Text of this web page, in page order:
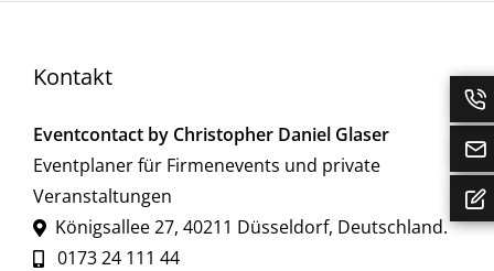
Kontakt
Eventcontact by Christopher Daniel Glaser
Eventplaner für Firmenevents und private
Veranstaltungen
Königsallee 27, 40211 Düsseldorf, Deutschland.
0173 24 111 44